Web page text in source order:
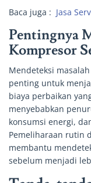
Baca juga : Jasa
Pentingnya
Kompresor
Mendeteksi
penting untuk
biaya perbaikan
menyebabkan
konsumsi energi,
Pemeliharaan rutin
membantu
sebelum menjadi